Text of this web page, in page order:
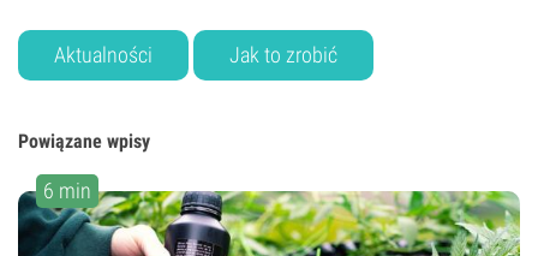
Aktualności Jak to zrobić
Powiązane wpisy
6 min